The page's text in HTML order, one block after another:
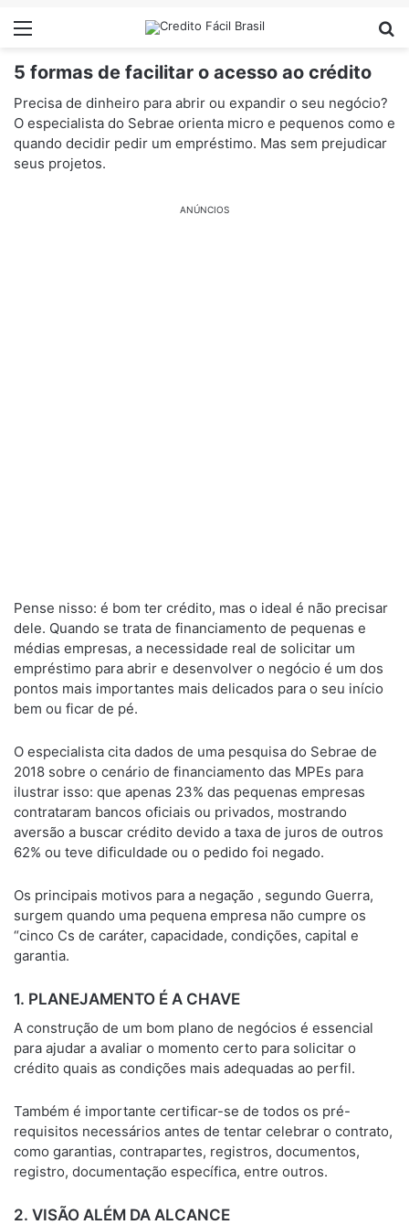
Menu
5 formas de facilitar o acesso ao crédito
Precisa de dinheiro para abrir ou expandir o seu negócio?
O especialista do Sebrae orienta micro e pequenos como e
quando decidir pedir um empréstimo. Mas sem prejudicar
seus projetos.
ANÚNCIOS
Pense nisso: é bom ter crédito, mas o ideal é não precisar
dele. Quando se trata de financiamento de pequenas e
médias empresas, a necessidade real de solicitar um
empréstimo para abrir e desenvolver o negócio é um dos
pontos mais importantes mais delicados para o seu início
bem ou ficar de pé.
O especialista cita dados de uma pesquisa do Sebrae de
2018 sobre o cenário de financiamento das MPEs para
ilustrar isso: que apenas 23% das pequenas empresas
contrataram bancos oficiais ou privados, mostrando
aversão a buscar crédito devido a taxa de juros de outros
62% ou teve dificuldade ou o pedido foi negado.
Os principais motivos para a negação , segundo Guerra,
surgem quando uma pequena empresa não cumpre os
“cinco Cs de caráter, capacidade, condições, capital e
garantia.
1. PLANEJAMENTO É A CHAVE
A construção de um bom plano de negócios é essencial
para ajudar a avaliar o momento certo para solicitar o
crédito quais as condições mais adequadas ao perfil.
Também é importante certificar-se de todos os pré-
requisitos necessários antes de tentar celebrar o contrato,
como garantias, contrapartes, registros, documentos,
registro, documentação específica, entre outros.
2. VISÃO ALÉM DA ALCANCE